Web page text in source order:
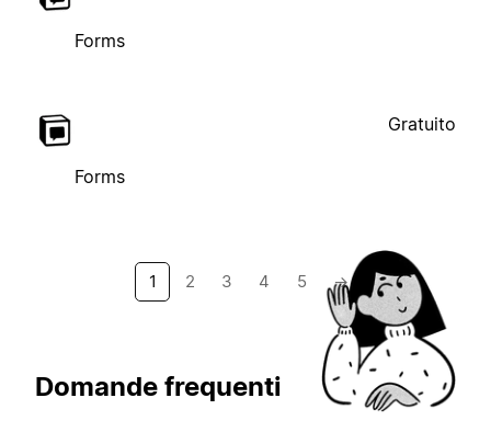
Forms
Forms
Gratuito
1 2 3 4 5 →
Domande frequenti